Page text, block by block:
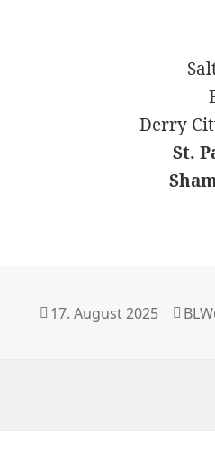
Derry
St.
Veröffentlicht
17. August 2025